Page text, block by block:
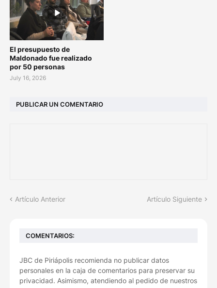
El presupuesto de
Maldonado fue realizado
por 50 personas
July 16, 2026
PUBLICAR UN COMENTARIO
Artículo Anterior Artículo Siguiente
COMENTARIOS:
JBC de Piriápolis recomienda no publicar datos
personales en la caja de comentarios para preservar su
privacidad. Asimismo, atendiendo al pedido de nuestros